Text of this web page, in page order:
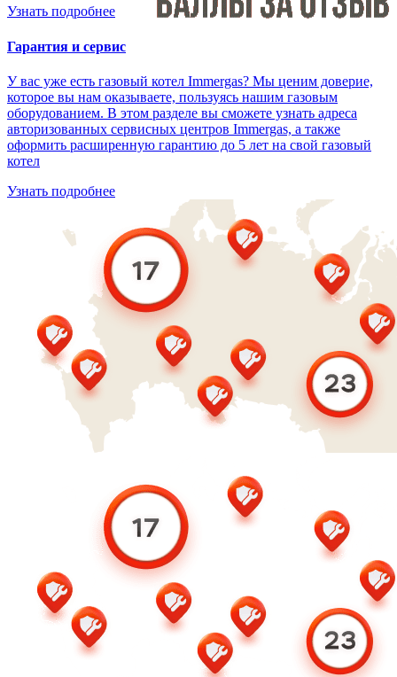
Узнать подробнее
Гарантия и сервис
У вас уже есть газовый котел Immergas? Мы ценим доверие,
которое вы нам оказываете, пользуясь нашим газовым
оборудованием. В этом разделе вы сможете узнать адреса
авторизованных сервисных центров Immergas, а также
оформить расширенную гарантию до 5 лет на свой газовый
котел
Узнать подробнее